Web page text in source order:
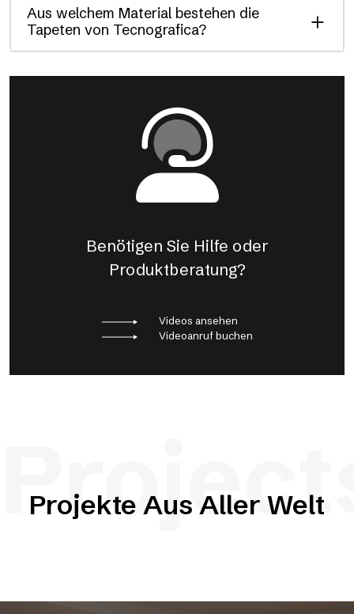
Aus welchem Material bestehen die
Tapeten von Tecnografica?
Benötigen Sie Hilfe oder
Produktberatung?
Videos ansehen
Videoanruf buchen
Projekte Aus Aller Welt